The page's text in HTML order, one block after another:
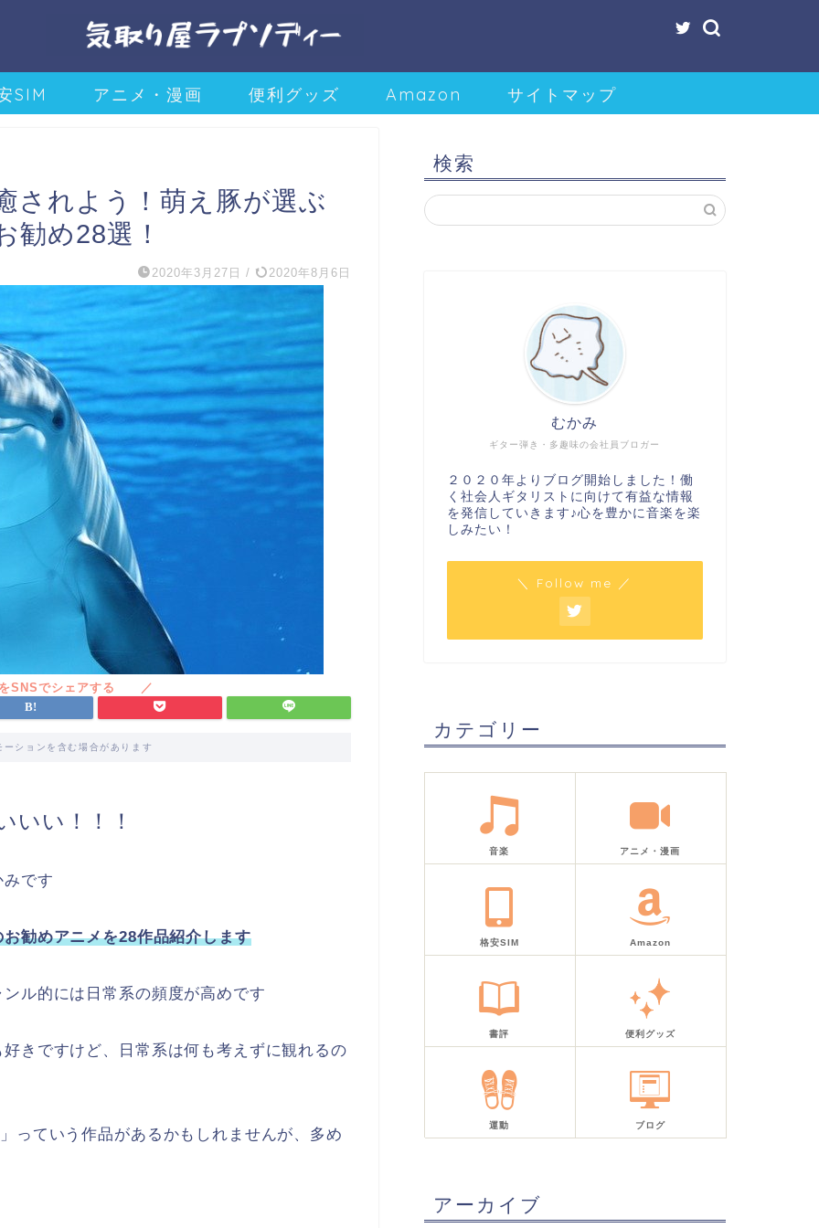
SIM アニメ・漫画 便利グッズ Amazon サイトマップ
されよう！萌え豚が選ぶ
勧め28選！
2020年3月27日 / 2020年8月6日
ーションを含む場合があります
いい！！！
です
お勧めアニメを28作品紹介します
ル的には日常系の頻度が高めです
きですけど、日常系は何も考えずに観れるの
っていう作品があるかもしれませんが、多め
検索
ギター弾き・多趣味の会社員ブロガー
むかみ
２０２０年よりブログ開始しました！働
く社会人ギタリストに向けて有益な情報
を発信していきます♪心を豊かに音楽を楽
しみたい！
＼ Follow me ／
カテゴリー
音楽 アニメ・漫画
格安SIM Amazon
書評 便利グッズ
運動 ブログ
アーカイブ